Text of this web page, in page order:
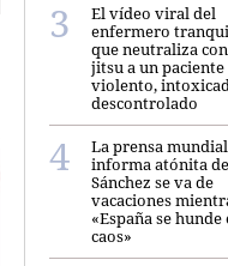
El vídeo viral del
enfermero
que neutraliza
jitsu a un paciente
violento,
descontrolado
La prensa mundial
informa atónita
Sánchez se va de
vacaciones
«España se hunde
caos»